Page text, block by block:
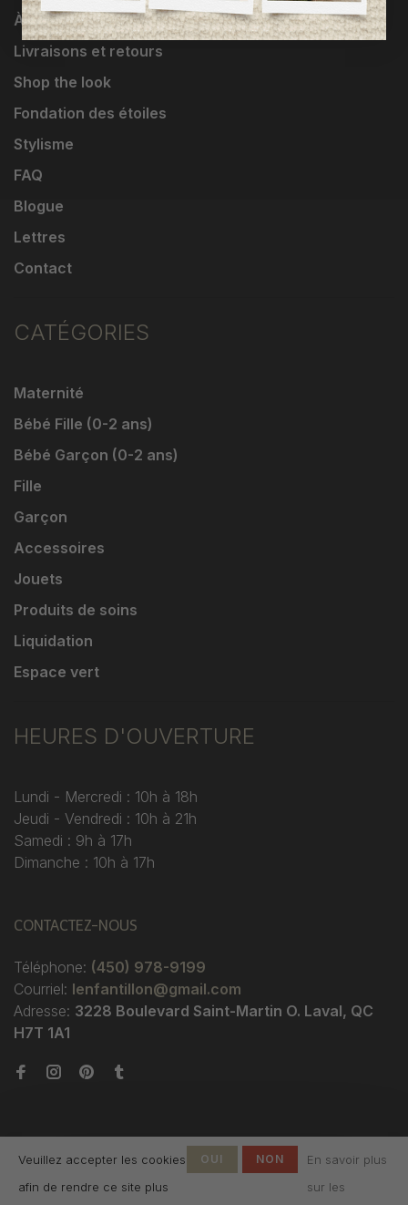
À propos
Livraisons et retours
Shop the look
Fondation des étoiles
Stylisme
FAQ
Blogue
Lettres
Contact
CATÉGORIES
Maternité
Bébé Fille (0-2 ans)
Bébé Garçon (0-2 ans)
Fille
Garçon
Accessoires
Jouets
Produits de soins
Liquidation
Espace vert
HEURES D'OUVERTURE
Lundi - Mercredi : 10h à 18h
Jeudi - Vendredi : 10h à 21h
Samedi : 9h à 17h
Dimanche : 10h à 17h
CONTACTEZ-NOUS
Téléphone: (450) 978-9199
Courriel: lenfantillon@gmail.com
Adresse: 3228 Boulevard Saint-Martin O. Laval, QC
H7T 1A1
© Copyright 2026 Boutique
Veuillez accepter les cookies
afin de rendre ce site plus
OUI NON
En savoir plus
sur les